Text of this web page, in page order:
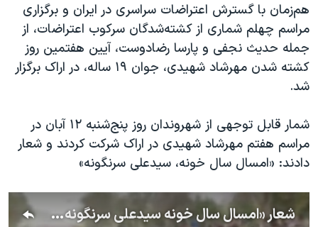
تریبونال مردمی آبان ۹۸
دادگاه حمید نوری
چهل سال گروگان‌گیری
اعتراضات مردمی آبان ۹۸
اسرائیل در جنگ
همایش محافظه‌کاران آمریکا «سی‌پک»
هم‌زمان با گسترش اعتراضات سراسری در ایران و برگزاری
مراسم چهلم شماری از کشته‌شدگان سرکوب اعتراضات، از
جمله حدیث نجفی و پارسا رضادوست، آیین هفتمین روز
کشته شدن مهرشاد شهیدی، جوان ۱۹ ساله، در اراک برگزار
شد.
شمار قابل توجهی از شهروندان روز پنج‌شنبه ۱۲ آبان در
مراسم هفتم مهرشاد شهیدی در اراک شرکت کردند و شعار
دادند: «امسال سال خونه، سیدعلی سرنگونه»
شعار «امسال سال خونه سیدعلی سرنگونه» در مراسم هفتم مهرشاد شهیدی - اراک